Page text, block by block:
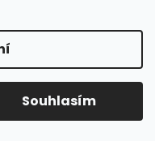
Souhlasím